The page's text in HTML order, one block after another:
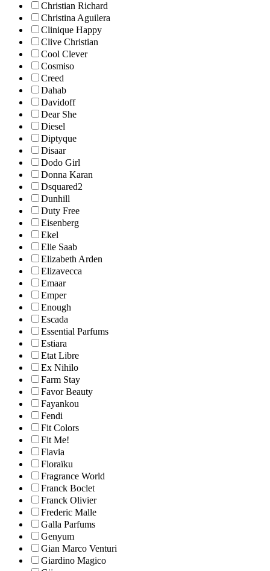
Christian Richard
Christina Aguilera
Clinique Happy
Clive Christian
Cool Clever
Cosmiso
Creed
Dahab
Davidoff
Dear She
Diesel
Diptyque
Disaar
Dodo Girl
Donna Karan
Dsquared2
Dunhill
Duty Free
Eisenberg
Ekel
Elie Saab
Elizabeth Arden
Elizavecca
Emaar
Emper
Enough
Escada
Essential Parfums
Estiara
Etat Libre
Ex Nihilo
Farm Stay
Favor Beauty
Fayankou
Fendi
Fit Colors
Fit Me!
Flavia
Floraïku
Fragrance World
Franck Boclet
Franck Olivier
Frederic Malle
Galla Parfums
Genyum
Gian Marco Venturi
Giardino Magico